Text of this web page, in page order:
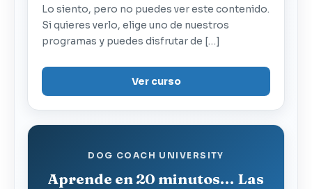
Lo siento, pero no puedes ver este contenido.
Si quieres verlo, elige uno de nuestros
programas y puedes disfrutar de […]
Ver curso
DOG COACH UNIVERSITY
Aprende en 20 minutos… Las